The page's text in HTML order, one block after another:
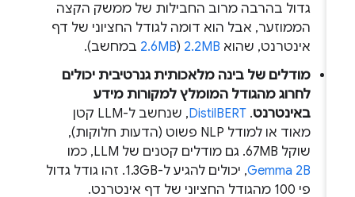
גדול בהרבה מרוב החבילות של ממשק הקצה
הממוזער, אבל הוא דומה לגודל החציוני של דף
אינטרנט, שהוא2.2MB
(
2.6MBבמחשב).
מודלים של בינה מלאכותית גנרטיבית יכולים
לחרוג מהגודל המומלץ למקורות מידע
באינטרנט.
DistilBERT
, שנחשב ל-LLM קטן
מאוד או למודל NLP פשוט (הדעות חלוקות),
שוקל 67MB. גם מודלים קטנים של LLM, כמו
Gemma 2B
, יכולים להגיע ל-1.3GB. זהו גודל גדול